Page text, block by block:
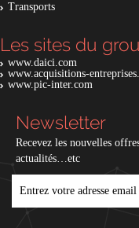
Transports
Les sites du
www.daici.com
www.acquisitions-
www.pic-inter.com
Newsletter
Recevez les nouvelles
actualités…etc